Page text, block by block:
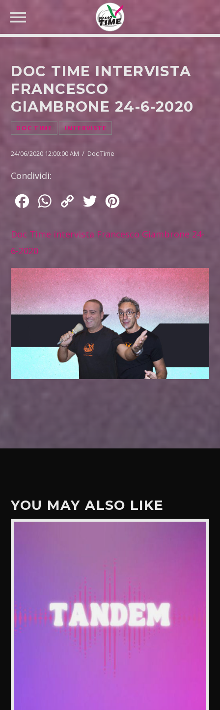
CERCA NEL SITO WEB:
DOC TIME INTERVISTA
FRANCESCO
GIAMBRONE 24-6-2020
DOC TIME INTERVISTE
24/06/2020 12:00:00 AM / Doc Time
Condividi:
FacebookWhatsApp
Copy
Twitter
Doc Time intervista Francesco Giambrone 24-
6-2020
YOU MAY ALSO LIKE